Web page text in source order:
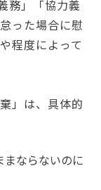
務」「協力義
った場合に慰
程度によって
」は、具体的
まならないのに